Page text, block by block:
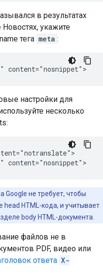
в результатах
Новостях, укажите
тега meta :
content="nosnippet">
настройки для
несколько
:
content="nosnippet">
Google не требует, чтобы
head HTML-кода, и учитывает
body HTML-документа.
файлов не в
PDF, видео или
ответа X-